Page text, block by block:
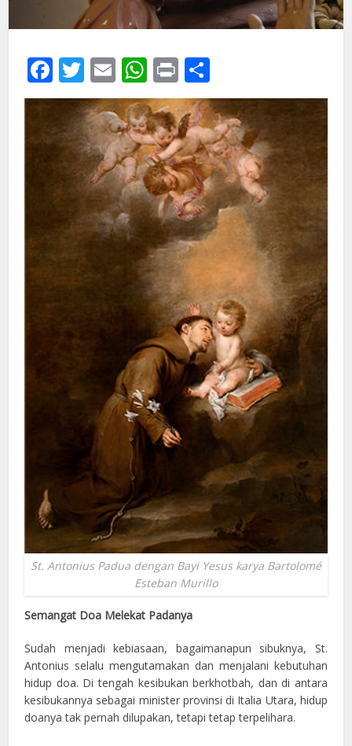
Facebook
Twitter
EmailWhatsApp
Print
St. Antonius Padua dengan Bayi Yesus karya Bartolomé
Esteban Murillo
Semangat Doa Melekat Padanya
Sudah menjadi kebiasaan, bagaimanapun sibuknya, St.
Antonius selalu mengutamakan dan menjalani kebutuhan
hidup doa. Di tengah kesibukan berkhotbah, dan di antara
kesibukannya sebagai minister provinsi di Italia Utara, hidup
doanya tak pernah dilupakan, tetapi tetap terpelihara.